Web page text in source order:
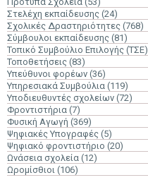
Στελέχη εκπαίδευσης (24)
Σχολικές Δραστηριότητες (768)
Σύμβουλοι εκπαίδευσης (81)
Τοπικό Συμβούλιο Επιλογής (ΤΣΕ)
Τοποθετήσεις (83)
Υπεύθυνοι φορέων (36)
Υπηρεσιακά Συμβούλια (119)
Υποδιευθυντές σχολείων (72)
Φροντιστήρια (7)
Φυσική Αγωγή (369)
Ψηφιακές Υπογραφές (5)
Ψηφιακό φροντιστήριο (20)
Ωνάσεια σχολεία (12)
Ωρομίσθιοι (106)